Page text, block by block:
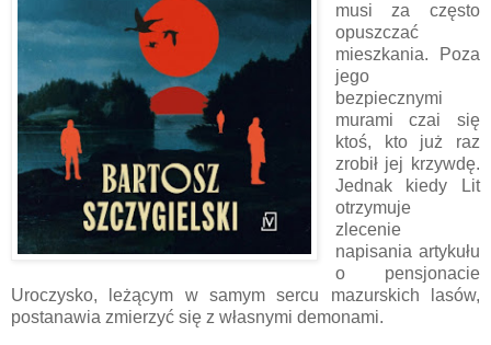
musi za często
opuszczać
mieszkania. Poza
jego
bezpiecznymi
murami czai się
ktoś, kto już raz
zrobił jej krzywdę.
Jednak kiedy Lit
otrzymuje
zlecenie
napisania artykułu
o pensjonacie
Uroczysko, leżącym w samym sercu mazurskich lasów,
postanawia zmierzyć się z własnymi demonami.